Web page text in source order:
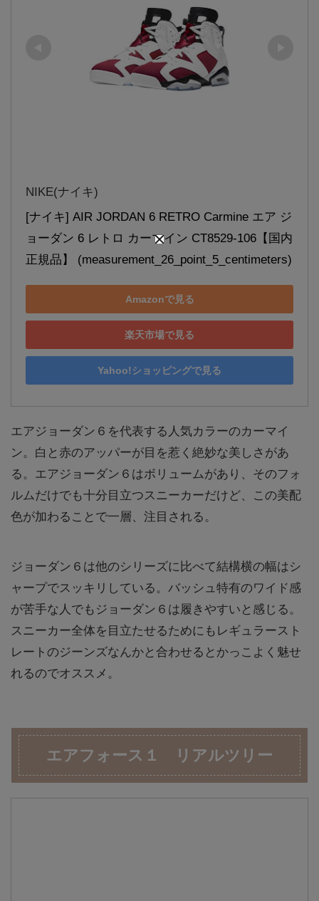
NIKE(ナイキ)
[ナイキ] AIR JORDAN 6 RETRO Carmine エア ジ
ョーダン 6 レトロ カーマイン CT8529-106【国内
正規品】 (measurement_26_point_5_centimeters)
Amazonで見る
楽天市場で見る
Yahoo!ショッピングで見る
エアジョーダン６を代表する人気カラーのカーマイ
ン。白と赤のアッパーが目を惹く絶妙な美しさがあ
る。エアジョーダン６はボリュームがあり、そのフォ
ルムだけでも十分目立つスニーカーだけど、この美配
色が加わることで一層、注目される。
ジョーダン６は他のシリーズに比べて結構横の幅はシ
ャープでスッキリしている。バッシュ特有のワイド感
が苦手な人でもジョーダン６は履きやすいと感じる。
スニーカー全体を目立たせるためにもレギュラースト
レートのジーンズなんかと合わせるとかっこよく魅せ
れるのでオススメ。
エアフォース１ リアルツリー